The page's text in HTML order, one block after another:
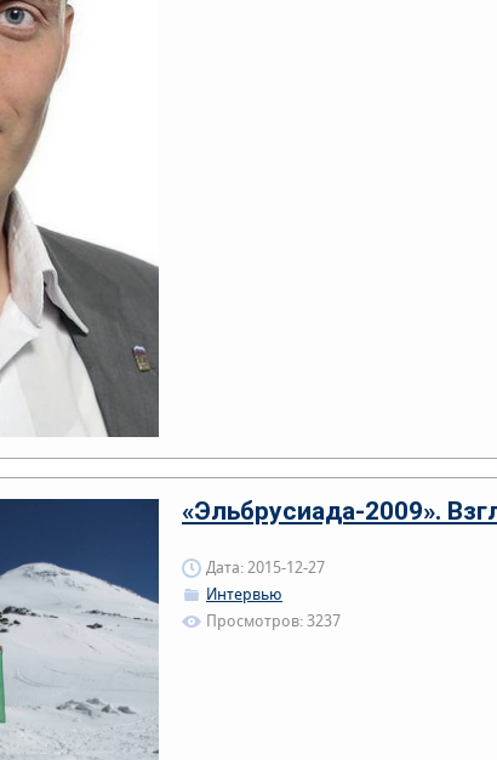
«Эльбрусиада-2009».
Дата: 2015-12-27
Интервью
Просмотров: 3237